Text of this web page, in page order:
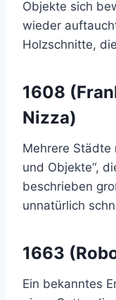
Objekte sich
wieder
Holzschnitte,
1608
Nizza)
Mehrere Städte
und Objekte“,
beschrieben
unnatürlich
1663
Ein bekanntes